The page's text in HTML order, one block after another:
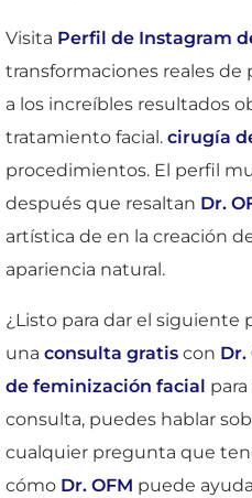
Visita Perfil de Instagram
transformaciones reales de
a los increíbles resultados
tratamiento facial. cirugía
procedimientos. El perfil
después que resaltan Dr.
artística de en la creación
apariencia natural.
¿Listo para dar el siguiente
una consulta gratis con Dr.
de feminización facial
consulta, puedes hablar
cualquier pregunta que
cómo Dr. OFM puede